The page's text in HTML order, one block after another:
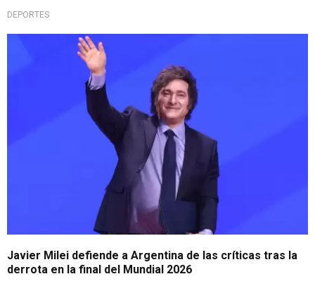
DEPORTES
Firme respuesta
Javier Milei defiende a Argentina de las críticas tras la
derrota en la final del Mundial 2026